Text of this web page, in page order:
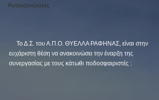
Ανακοινώσεις
Το Δ.Σ. του Α.Π.Ο. ΘΥΕΛΛΑ ΡΑΦΗΝΑΣ, είναι στην
ευχάριστη θέση να ανακοινώσει την έναρξη της
συνεργασίας με τους κάτωθι ποδοσφαιριστές :